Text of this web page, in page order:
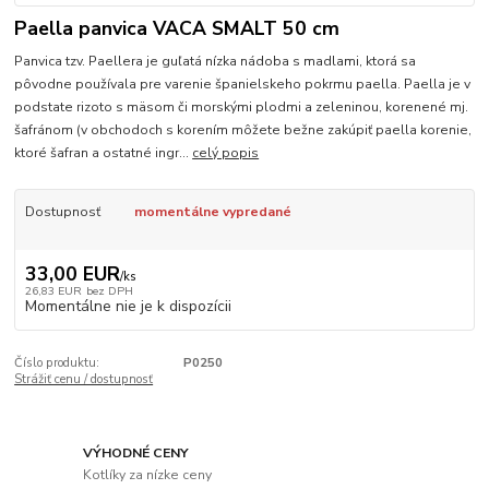
Paella panvica VACA SMALT 50 cm
Panvica tzv. Paellera je guľatá nízka nádoba s madlami, ktorá sa
pôvodne používala pre varenie španielskeho pokrmu paella. Paella je v
podstate rizoto s mäsom či morskými plodmi a zeleninou, korenené mj.
šafránom (v obchodoch s korením môžete bežne zakúpiť paella korenie,
ktoré šafran a ostatné ingr... celý popis
Dostupnosť momentálne vypredané
33,00 EUR/ks
26,83 EUR bez DPH
Momentálne nie je k dispozícii
Číslo produktu:
P0250
Strážiť cenu / dostupnosť
VÝHODNÉ CENY
Kotlíky za nízke ceny